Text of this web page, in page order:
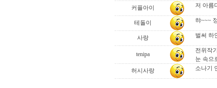
커플아이
저 아름
테돌이 햐~~~
사랑 벌써 하
tenipa
전위작
눈 속으
허시사랑
소나기